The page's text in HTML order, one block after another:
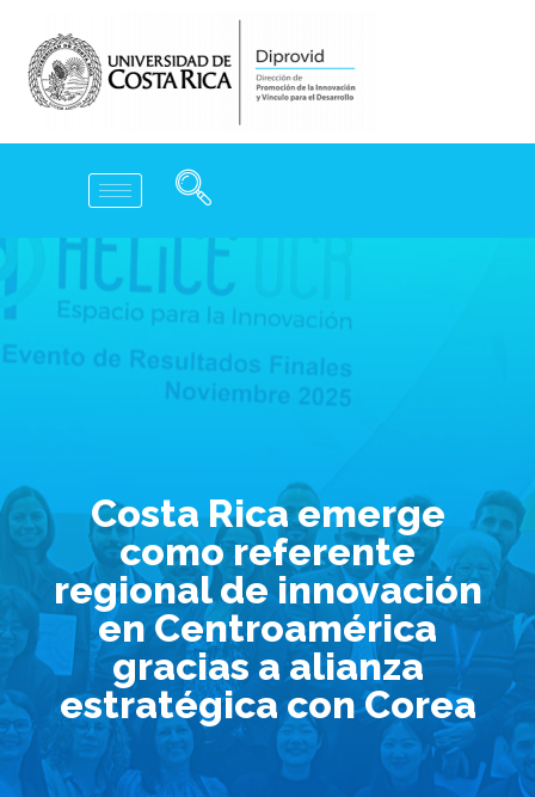
Costa Rica emerge
como referente
regional de innovación
en Centroamérica
gracias a alianza
estratégica con Corea